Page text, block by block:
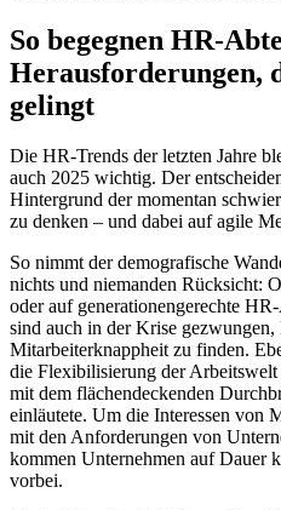
So begegnen HR-
Herausforderungen,
gelingt
Die HR-Trends der letzten Jahre
auch 2025 wichtig. Der
Hintergrund der momentan
zu denken – und dabei auf agile
So nimmt der demografische
nichts und niemanden Rücksicht:
oder auf generationengerechte
sind auch in der Krise
Mitarbeiterknappheit zu finden.
die Flexibilisierung der
mit dem flächendeckenden
einläutete. Um die Interessen von
mit den Anforderungen von
kommen Unternehmen auf Dauer
vorbei.